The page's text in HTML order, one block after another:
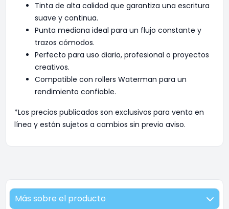
Tinta de alta calidad que garantiza una escritura
suave y continua.
Punta mediana ideal para un flujo constante y
trazos cómodos.
Perfecto para uso diario, profesional o proyectos
creativos.
Compatible con rollers Waterman para un
rendimiento confiable.
*Los precios publicados son exclusivos para venta en
línea y están sujetos a cambios sin previo aviso.
Más sobre el producto